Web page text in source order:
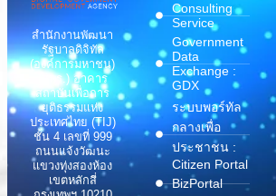
สำนักงานพัฒนา
รัฐบาลดิจิทัล
(องค์การมหาชน)
(สพร.) อาคาร
สถาบันเพื่อการ
ยุติธรรมแห่ง
ประเทศไทย (TIJ)
ชั้น 4 เลขที่ 999
ถนนแจ้งวัฒนะ
แขวงทุ่งสองห้อง
เขตหลักสี่
Consulting
Service
Government
Data
Exchange :
GDX
ระบบพอร์ทัล
กลางเพื่อ
ประชาชน :
Citizen Portal
BizPortal